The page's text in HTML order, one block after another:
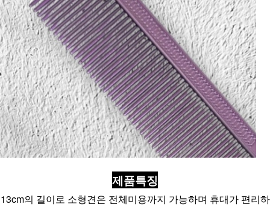
제품특징
13cm의 길이로 소형견은 전체미용까지 가능하며 휴대가 편리하